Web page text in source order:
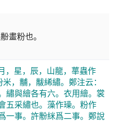
畫粉也。
，星，辰，山龍，蕐蟲作
，黼，黻絺繡。鄭注云：
繡與繪各有六。衣用繪。裳
五采繡也。藻作璪。粉作
一事。許黺䋛爲二事。鄭說